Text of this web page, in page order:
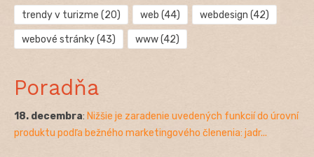
trendy v turizme (20) web (44) webdesign (42)
webové stránky(43) www(42)
Poradňa
18. decembra: Nižšie je zaradenie uvedených funkcií do úrovní
produktu podľa bežného marketingového členenia: jadr...